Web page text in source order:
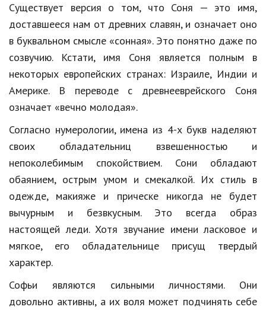
Кинематограф
Домашние животные
Семья и дети
Путешествия
Строительство
Культура и общество
Мода и стиль
Бизнес
Хобби и развлечения
Финансы
Юриспруденция
Природа
Образование
Существует версия о том, что Соня — это имя,
доставшееся нам от древних славян, и означает оно
в буквальном смысле «сонная». Это понятно даже по
созвучию. Кстати, имя Соня является полным в
некоторых европейских странах: Израиле, Индии и
Америке. В переводе с древнееврейского Соня
означает «вечно молодая».
Согласно нумерологии, имена из 4-х букв наделяют
своих обладательниц взвешенностью и
непоколебимым спокойствием. Сони обладают
обаянием, острым умом и смекалкой. Их стиль в
одежде, макияже и прическе никогда не будет
вычурным и безвкусным. Это всегда образ
настоящей леди. Хотя звучание имени ласковое и
мягкое, его обладательнице присущ твердый
характер.
Софьи являются сильными личностями. Они
довольно активны, а их воля может подчинять себе